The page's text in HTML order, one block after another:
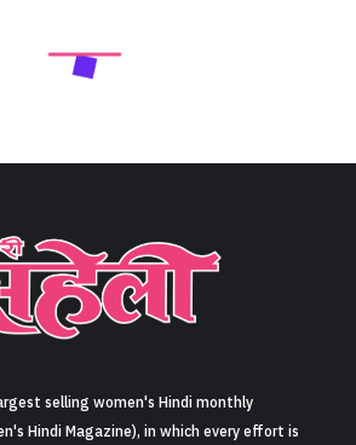
selling women's Hindi monthly
Hindi Magazine), in which every effort is